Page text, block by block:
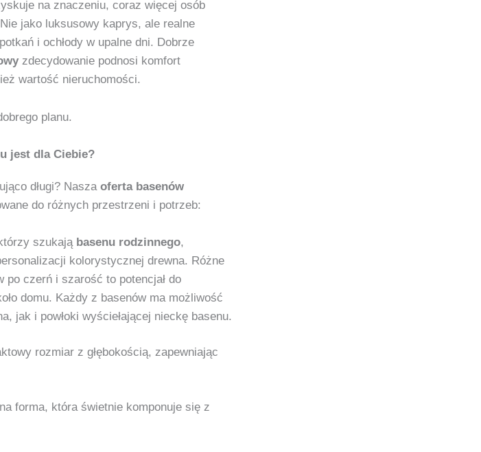
na znaczeniu, coraz więcej osób
jako luksusowy kaprys, ale realne
i ochłody w upalne dni. Dobrze
zdecydowanie podnosi komfort
wartość nieruchomości.
planu.
jest dla Ciebie?
długi? Nasza oferta basenów
do różnych przestrzeni i potrzeb:
szukają basenu rodzinnego,
kolorystycznej drewna. Różne
czerń i szarość to potencjał do
domu. Każdy z basenów ma możliwość
jak i powłoki wyściełającej nieckę basenu.
rozmiar z głębokością, zapewniając
forma, która świetnie komponuje się z